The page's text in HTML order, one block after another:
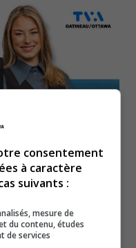
le réseau de la
de la pression.
de Gatineau : le
consentement
à caractère
suivants :
mesure de
du contenu, études
de services